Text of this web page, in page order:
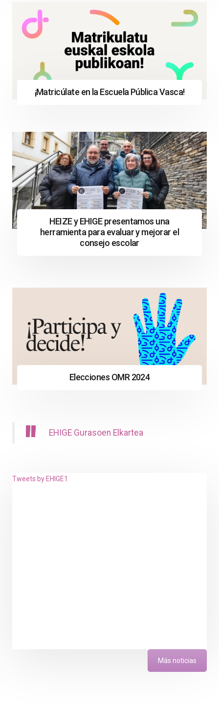
¡Matricúlate en la Escuela Pública Vasca!
HEIZE y EHIGE presentamos una
herramienta para evaluar y mejorar el
consejo escolar
Elecciones OMR 2024
EHIGE Gurasoen Elkartea
Tweets by EHIGE1
Más noticias